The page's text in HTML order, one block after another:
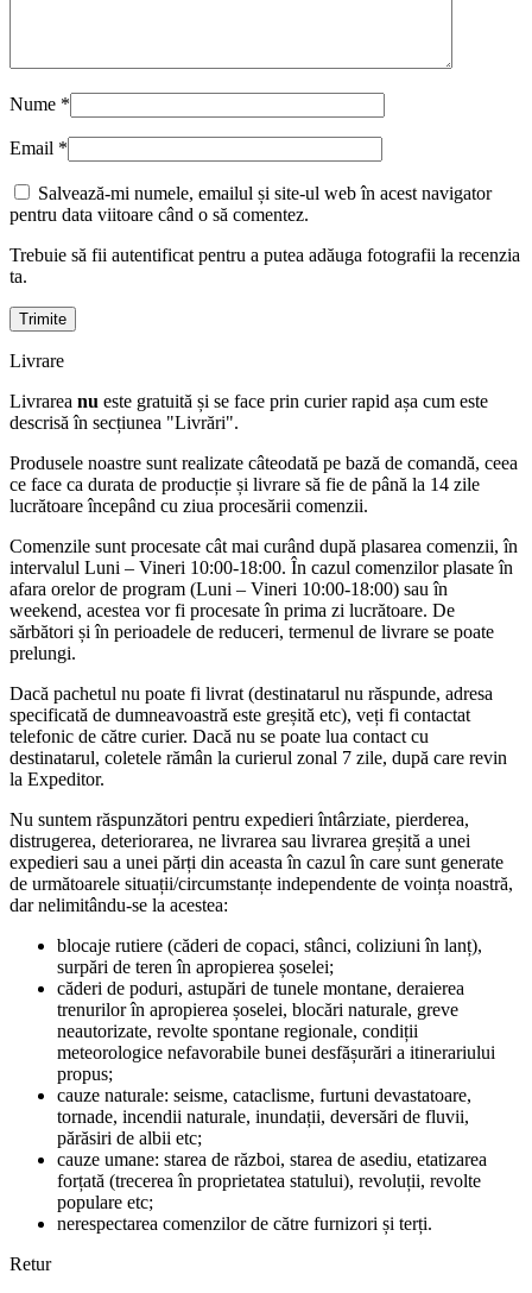
Nume *
Email *
Salvează-mi numele, emailul și site-ul web în acest navigator
pentru data viitoare când o să comentez.
Trebuie să fii autentificat pentru a putea adăuga fotografii la recenzia
ta.
Livrare
Livrarea nu este gratuită și se face prin curier rapid așa cum este
descrisă în secțiunea "Livrări".
Produsele noastre sunt realizate câteodată pe bază de comandă, ceea
ce face ca durata de producție și livrare să fie de până la 14 zile
lucrătoare începând cu ziua procesării comenzii.
Comenzile sunt procesate cât mai curând după plasarea comenzii, în
intervalul Luni – Vineri 10:00-18:00. În cazul comenzilor plasate în
afara orelor de program (Luni – Vineri 10:00-18:00) sau în
weekend, acestea vor fi procesate în prima zi lucrătoare. De
sărbători și în perioadele de reduceri, termenul de livrare se poate
prelungi.
Dacă pachetul nu poate fi livrat (destinatarul nu răspunde, adresa
specificată de dumneavoastră este greșită etc), veți fi contactat
telefonic de către curier. Dacă nu se poate lua contact cu
destinatarul, coletele rămân la curierul zonal 7 zile, după care revin
la Expeditor.
Nu suntem răspunzători pentru expedieri întârziate, pierderea,
distrugerea, deteriorarea, ne livrarea sau livrarea greșită a unei
expedieri sau a unei părți din aceasta în cazul în care sunt generate
de următoarele situații/circumstanțe independente de voința noastră,
dar nelimitându-se la acestea:
blocaje rutiere (căderi de copaci, stânci, coliziuni în lanț),
surpări de teren în apropierea șoselei;
căderi de poduri, astupări de tunele montane, deraierea
trenurilor în apropierea șoselei, blocări naturale, greve
neautorizate, revolte spontane regionale, condiții
meteorologice nefavorabile bunei desfășurări a itinerariului
propus;
cauze naturale: seisme, cataclisme, furtuni devastatoare,
tornade, incendii naturale, inundații, deversări de fluvii,
părăsiri de albii etc;
cauze umane: starea de război, starea de asediu, etatizarea
forțată (trecerea în proprietatea statului), revoluții, revolte
populare etc;
nerespectarea comenzilor de către furnizori și terți.
Retur